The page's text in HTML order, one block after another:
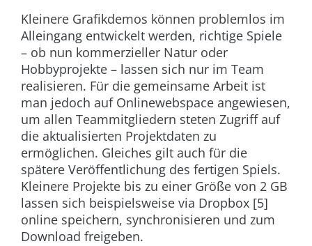
Kleinere Grafikdemos können problemlos im
Alleingang entwickelt werden, richtige Spiele
– ob nun kommerzieller Natur oder
Hobbyprojekte – lassen sich nur im Team
realisieren. Für die gemeinsame Arbeit ist
man jedoch auf Onlinewebspace angewiesen,
um allen Teammitgliedern steten Zugriff auf
die aktualisierten Projektdaten zu
ermöglichen. Gleiches gilt auch für die
spätere Veröffentlichung des fertigen Spiels.
Kleinere Projekte bis zu einer Größe von 2 GB
lassen sich beispielsweise via Dropbox [5]
online speichern, synchronisieren und zum
Download freigeben.